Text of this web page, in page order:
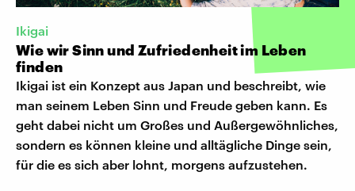
Ikigai
Wie wir Sinn und Zufriedenheit im Leben
finden
Ikigai ist ein Konzept aus Japan und beschreibt, wie
man seinem Leben Sinn und Freude geben kann. Es
geht dabei nicht um Großes und Außergewöhnliches,
sondern es können kleine und alltägliche Dinge sein,
für die es sich aber lohnt, morgens aufzustehen.